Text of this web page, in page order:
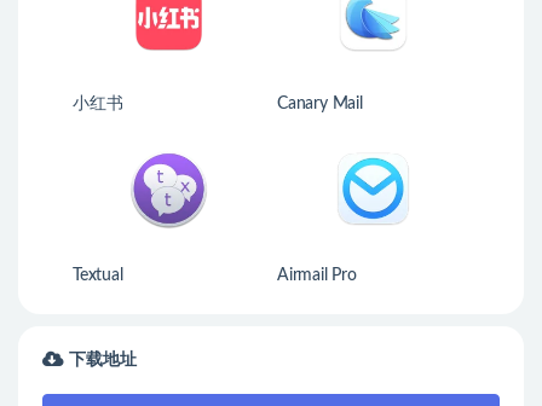
小红书 Canary Mail
Textual Airmail Pro
下载地址